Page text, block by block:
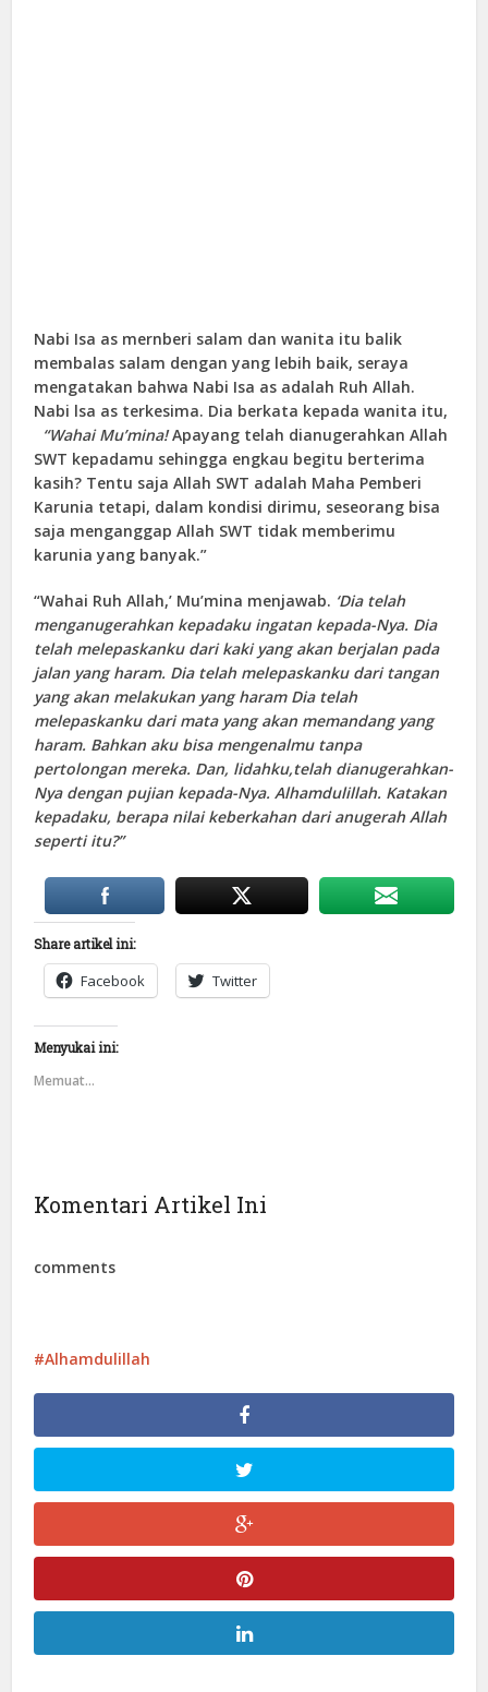
Nabi Isa as mernberi salam dan wanita itu balik
membalas salam dengan yang lebih baik, seraya
mengatakan bahwa Nabi Isa as adalah Ruh Allah.
Nabi lsa as terkesima. Dia berkata kepada wanita itu,
“Wahai Mu’mina!Apayang telah dianugerahkan Allah
SWT kepadamu sehingga engkau begitu berterima
kasih? Tentu saja Allah SWT adalah Maha Pemberi
Karunia tetapi, dalam kondisi dirimu, seseorang bisa
saja menganggap Allah SWT tidak memberimu
karunia yang banyak.”
“Wahai Ruh Allah,’ Mu’mina menjawab. ‘Dia telah
menganugerahkan kepadaku ingatan kepada-Nya. Dia
telah melepaskanku dari kaki yang akan berjalan pada
jalan yang haram. Dia telah melepaskanku dari tangan
yang akan melakukan yang haram Dia telah
melepaskanku dari mata yang akan memandang yang
haram. Bahkan aku bisa mengenalmu tanpa
pertolongan mereka. Dan, lidahku,telah dianugerahkan-
Nya dengan pujian kepada-Nya. Alhamdulillah. Katakan
kepadaku, berapa nilai keberkahan dari anugerah Allah
seperti itu?”
Share artikel ini:
Facebook Twitter
Menyukai ini:
Memuat...
Komentari Artikel Ini
comments
Alhamdulillah